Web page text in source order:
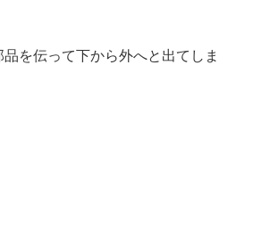
を伝って下から外へと出てしま